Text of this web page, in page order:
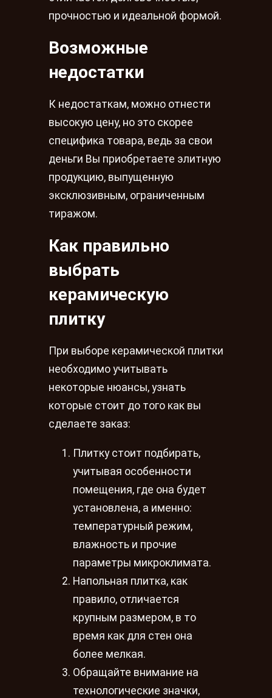
прочностью и идеальной формой.
Возможные
недостатки
К недостаткам, можно отнести
высокую цену, но это скорее
специфика товара, ведь за свои
деньги Вы приобретаете элитную
продукцию, выпущенную
эксклюзивным, ограниченным
тиражом.
Как правильно
выбрать
керамическую
плитку
При выборе керамической плитки
необходимо учитывать
некоторые нюансы, узнать
которые стоит до того как вы
сделаете заказ:
Плитку стоит подбирать,
учитывая особенности
помещения, где она будет
установлена, а именно:
температурный режим,
влажность и прочие
параметры микроклимата.
Напольная плитка, как
правило, отличается
крупным размером, в то
время как для стен она
более мелкая.
Обращайте внимание на
технологические значки,